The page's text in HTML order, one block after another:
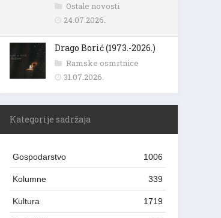
Ostale novosti
24.07.2026.
Drago Borić (1973.-2026.)
Ramske osmrtnice
31.07.2026.
Kategorije sadržaja
Gospodarstvo 1006
Kolumne 339
Kultura 1719